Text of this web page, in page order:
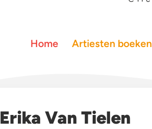
Home Artiesten boeken
Erika Van Tielen